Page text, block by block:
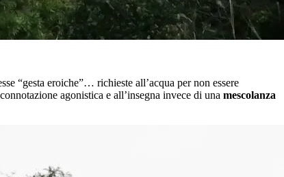
“gesta eroiche”… richieste all’acqua per non essere
agonistica e all’insegna invece di una mescolanza